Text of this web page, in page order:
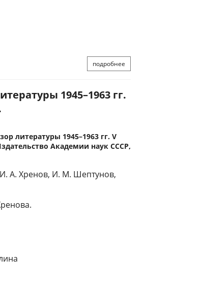
подробнее
1945–1963 гг.
литературы 1945–1963 гг. V
Академии наук СССР,
А. Хренов, И. М. Шептунов,